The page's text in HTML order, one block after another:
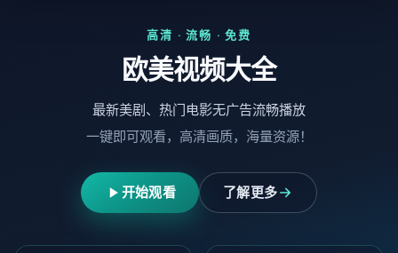
高清 · 流畅 · 免费
欧美视频大全
最新美剧、热门电影无广告流畅播放
一键即可观看，高清画质，海量资源！
开始观看 了解更多